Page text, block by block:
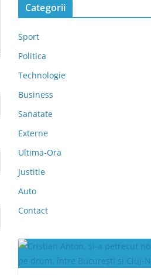
Categorii
Sport
Politica
Technologie
Business
Sanatate
Externe
Ultima-Ora
Justitie
Auto
Contact